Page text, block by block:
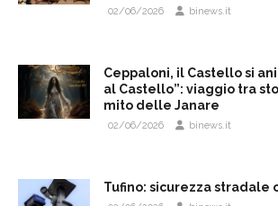
02/06/2026 binews.it
Ceppaloni, il Castello si
al Castello”: viaggio tra
mito delle Janare
02/06/2026 binews.it
Tufino: sicurezza stradale